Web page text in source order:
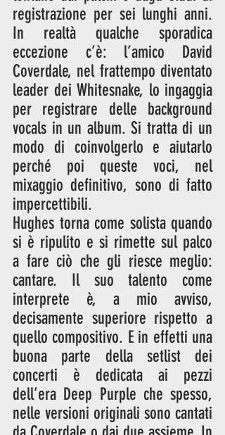
registrazione per sei lunghi anni.
In realtà qualche sporadica
eccezione c’è: l’amico David
Coverdale, nel frattempo diventato
leader dei Whitesnake, lo ingaggia
per registrare delle background
vocals in un album. Si tratta di un
modo di coinvolgerlo e aiutarlo
perché poi queste voci, nel
mixaggio definitivo, sono di fatto
impercettibili.
Hughes torna come solista quando
si è ripulito e si rimette sul palco
a fare ciò che gli riesce meglio:
cantare. Il suo talento come
interprete è, a mio avviso,
decisamente superiore rispetto a
quello compositivo. E in effetti una
buona parte della setlist dei
concerti è dedicata ai pezzi
dell’era Deep Purple che spesso,
nelle versioni originali sono cantati